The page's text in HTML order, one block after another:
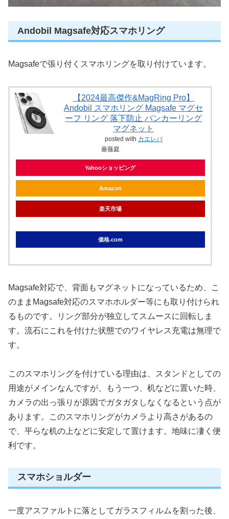
Andobil Magsafe対応スマホリング
Magsafeで張り付くスマホリングを取り付けています。
【2024最高傑作&MagRing Pro】
Andobil スマホリング Magsafe マグセ
ーフ リング 落下防止 バンカーリング
マグネット
posted with カエレバ
薔薇庭
Yahooショッピング
Amazon
楽天市場
価格.com
Magsafe対応で、背面もマグネットになっているため、こ
のままMagsafe対応のスマホホルダー等にも取り付けられ
るものです。リング部分が独立してスムースに回転しま
す。流石にこれを付けた状態でのワイヤレス充電は無理で
す。
このスマホリングを付けている理由は、スタンドとしての
用途がメインなんですが、もう一つ、机などに置いた時、
カメラの出っ張りが原因でガタガタしなくなるという点が
あります。このスマホリングがカメラより高さがあるの
で、平らな机の上などに安定して置けます。地味に凄く便
利です。
スマホショルダー
一度アスファルトに落としてガラスフィルムを割った後、